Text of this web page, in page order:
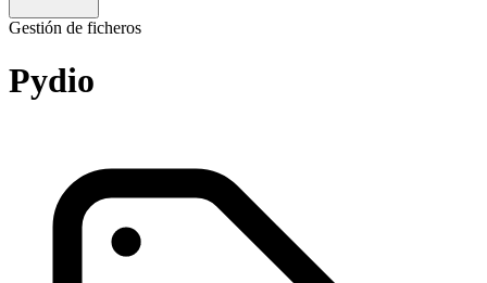
Gestión de ficheros
Pydio